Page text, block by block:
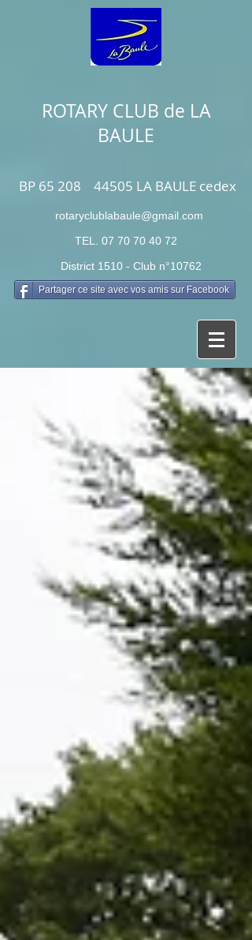
ROTARY CLUB de LA
BAULE
BP 65 208 44505 LA BAULE cedex
rotaryclublabaule@gmail.com
TEL. 07 70 70 40 72
District 1510 - Club n°10762
Partager ce site avec vos amis sur Facebook